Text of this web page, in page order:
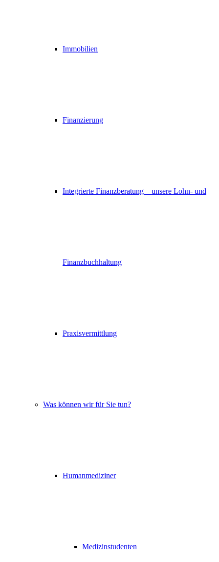
Immobilien
Finanzierung
Integrierte Finanzberatung – unsere Lohn- und
Finanzbuchhaltung
Praxisvermittlung
Was können wir für Sie tun?
Humanmediziner
Medizinstudenten